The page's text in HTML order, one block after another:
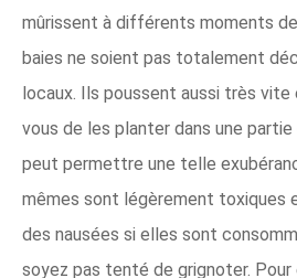
mûrissent à différents moments
baies ne soient pas totalement
locaux. Ils poussent aussi très
vous de les planter dans une
peut permettre une telle
mêmes sont légèrement toxiques
des nausées si elles sont
soyez pas tenté de grignoter.